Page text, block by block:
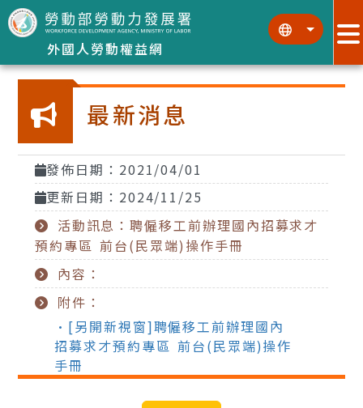
跳到主要內容區塊
外國人勞動權益網
::: :::
最新消息
發佈日期：2021/04/01
更新日期：2024/11/25
活動訊息：聘僱移工前辦理國內招募求才
預約專區 前台(民眾端)操作手冊
內容：
附件：
•[另開新視窗]聘僱移工前辦理國內
招募求才預約專區 前台(民眾端)操作
手冊